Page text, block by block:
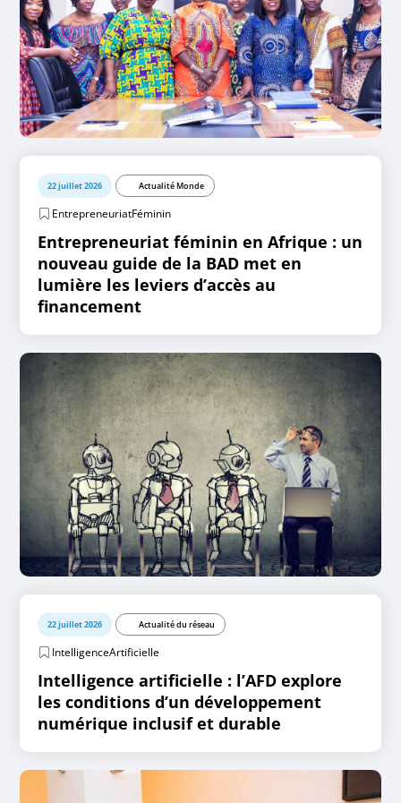
22 juillet 2026 Actualité Monde
EntrepreneuriatFéminin
Entrepreneuriat féminin en Afrique : un
nouveau guide de la BAD met en
lumière les leviers d’accès au
financement
22 juillet 2026 Actualité du réseau
IntelligenceArtificielle
Intelligence artificielle : l’AFD explore
les conditions d’un développement
numérique inclusif et durable